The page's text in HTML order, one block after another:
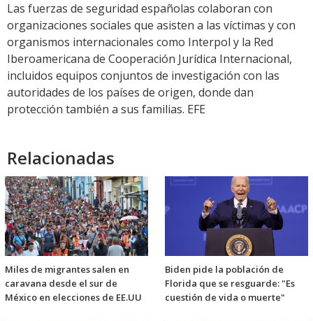
Las fuerzas de seguridad españolas colaboran con
organizaciones sociales que asisten a las víctimas y con
organismos internacionales como Interpol y la Red
Iberoamericana de Cooperación Jurídica Internacional,
incluidos equipos conjuntos de investigación con las
autoridades de los países de origen, donde dan
protección también a sus familias. EFE
Relacionadas
Miles de migrantes salen en
caravana desde el sur de
México en elecciones de EE.UU
Biden pide la población de
Florida que se resguarde: "Es
cuestión de vida o muerte"